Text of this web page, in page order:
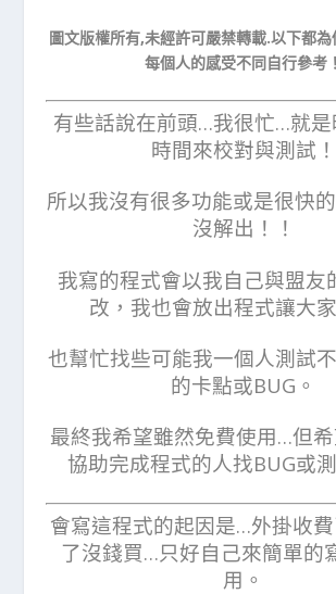
圖文版權所有,未經許可嚴禁轉載.以下都為
每個人的感受不同自行參考！
有些話說在前頭…我很忙…就
時間來校對與測試！
所以我沒有很多功能或是很快
沒解出！！
我寫的程式會以我自己與盟友
改，我也會放出程式讓大
也幫忙找些可能我一個人測試
的卡點或BUG。
最終我希望雖然免費使用…但
協助完成程式的人找BUG或
會寫這程式的起因是…外掛收
了沒錢買…只好自己來簡單的
用。